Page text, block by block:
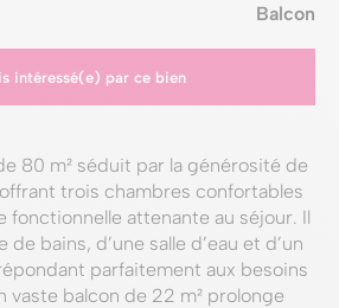
Balcon
intéressé(e) par ce bien
80 m² séduit par la générosité de
trois chambres confortables
fonctionnelle attenante au séjour. Il
de bains, d’une salle d’eau et d’un
parfaitement aux besoins
vaste balcon de 22 m² prolonge